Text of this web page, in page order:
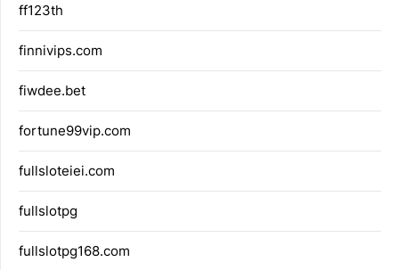
ff123th
finnivips.com
fiwdee.bet
fortune99vip.com
fullsloteiei.com
fullslotpg
fullslotpg168.com